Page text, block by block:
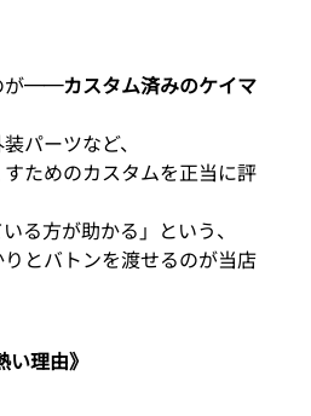
──カスタム済みのケイマ
パーツなど、
ためのカスタムを正当に評
る方が助かる」という、
とバトンを渡せるのが当店
い理由》